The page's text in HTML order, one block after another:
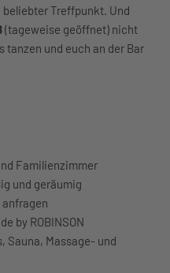
Treffpunkt. Und
(tageweise geöffnet) nicht
tanzen und euch an der Bar
Familienzimmer
und geräumig
by ROBINSON
Sauna, Massage- und